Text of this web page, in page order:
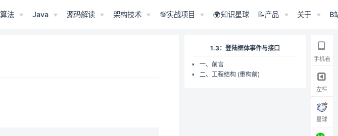
算法 Java 源码解读 架构技术 💯实战项目 🌍知识星球 📝产品 关于 B
1.3：登陆框体事件与接口
一、前言
二、工程结构 (重构前)
手机看
左栏
星球